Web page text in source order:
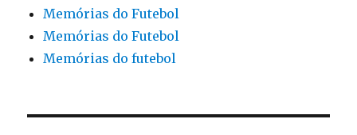
Memórias do Futebol
Memórias do Futebol
Memórias do futebol